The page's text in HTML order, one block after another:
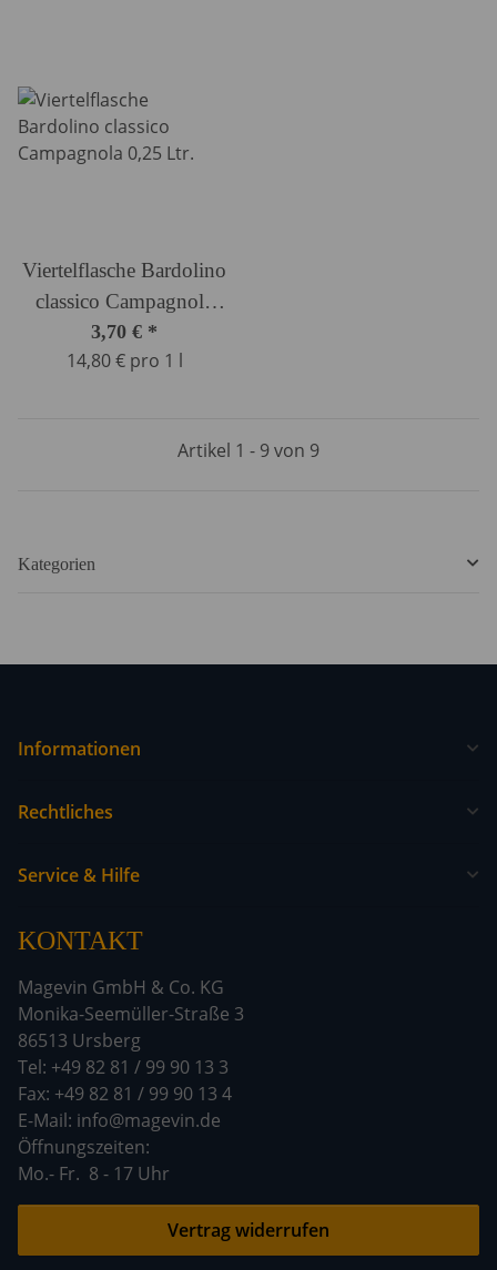
Viertelflasche Bardolino
classico Campagnola
0,25 Ltr.
3,70 € *
14,80 € pro 1 l
Artikel 1 - 9 von 9
Kategorien
Informationen
Rechtliches
Service & Hilfe
KONTAKT
Magevin GmbH & Co. KG
Monika-Seemüller-Straße 3
86513 Ursberg
Tel: +49 82 81 / 99 90 13 3
Fax: +49 82 81 / 99 90 13 4
E-Mail: info@magevin.de
Mo.- Fr. 8 - 17 Uhr
Vertrag widerrufen